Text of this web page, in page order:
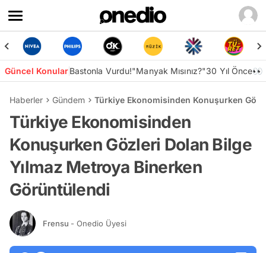
Güncel KonularBastonla Vurdu!"Manyak Mısınız?"30 Yıl Önce👀
Haberler Gündem Türkiye Ekonomisinden Konuşurken
Türkiye Ekonomisinden
Konuşurken Gözleri Dolan Bilge
Yılmaz Metroya Binerken
Görüntülendi
Frensu - Onedio Üyesi